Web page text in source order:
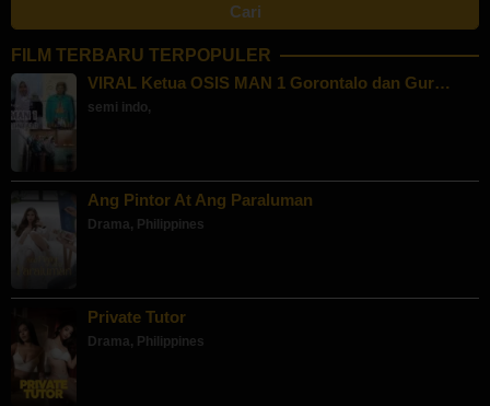
FILM TERBARU TERPOPULER
VIRAL Ketua OSIS MAN 1 Gorontalo dan Gur…
semi indo,
Ang Pintor At Ang Paraluman
Drama, Philippines
Private Tutor
Drama, Philippines